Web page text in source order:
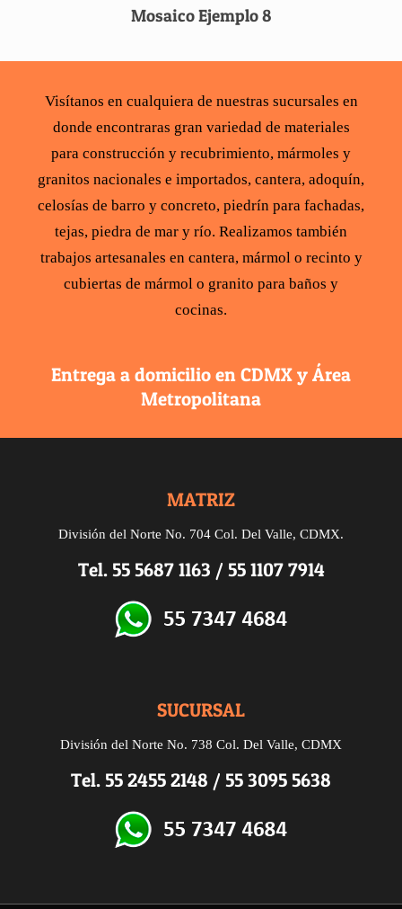
Mosaico Ejemplo 8
Visítanos en cualquiera de nuestras sucursales en
donde encontraras gran variedad de materiales
para construcción y recubrimiento, mármoles y
granitos nacionales e importados, cantera, adoquín,
celosías de barro y concreto, piedrín para fachadas,
tejas, piedra de mar y río. Realizamos también
trabajos artesanales en cantera, mármolo recinto y
cubiertas de mármol o granito para baños y
cocinas.
Entrega a domicilio en CDMX y Área
Metropolitana
MATRIZ
División del Norte No. 704 Col. Del Valle, CDMX.
Tel. 55 5687 1163 / 55 1107 7914
SUCURSAL
División del Norte No. 738 Col. Del Valle, CDMX
Tel. 55 2455 2148 / 55 3095 5638